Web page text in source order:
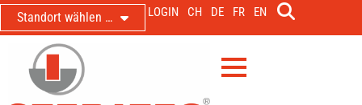
Standort wählen … LOGIN CH DE FR EN